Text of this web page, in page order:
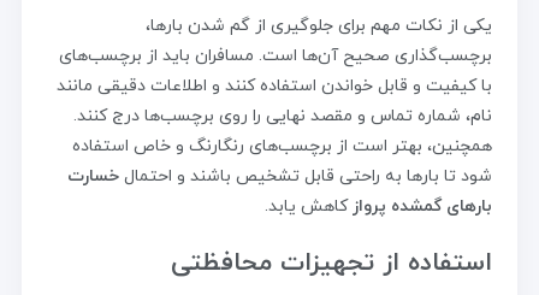
یکی از نکات مهم برای جلوگیری از گم شدن بارها،
برچسب‌گذاری صحیح آن‌ها است. مسافران باید از برچسب‌های
با کیفیت و قابل خواندن استفاده کنند و اطلاعات دقیقی مانند
نام، شماره تماس و مقصد نهایی را روی برچسب‌ها درج کنند.
همچنین، بهتر است از برچسب‌های رنگارنگ و خاص استفاده
شود تا بارها به راحتی قابل تشخیص باشند و احتمال خسارت
بارهای گمشده پرواز کاهش یابد.
استفاده از تجهیزات محافظتی